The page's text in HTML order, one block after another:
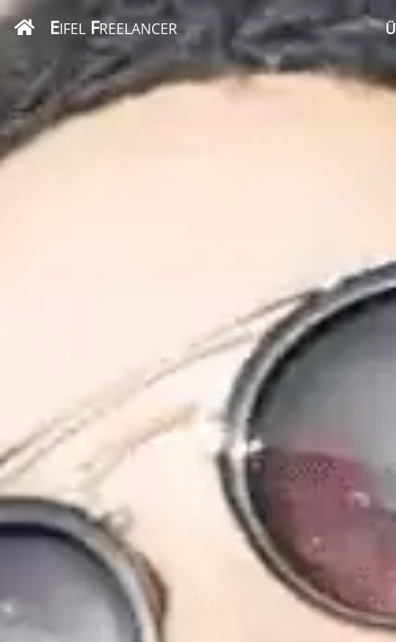
EIFEL FREELANCER